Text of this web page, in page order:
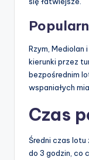
Rzym, Mediolan
kierunki przez
bezpośrednim
wspaniałych
Czas
Średni czas lotu
do 3 godzin, co